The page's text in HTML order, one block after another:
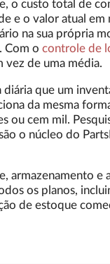
o custo total de
e o valor atual em
na sua própria
Com o controle de
vez de uma média.
diária que um
da mesma
ou cem mil.
o núcleo do
armazenamento e
os planos,
de estoque